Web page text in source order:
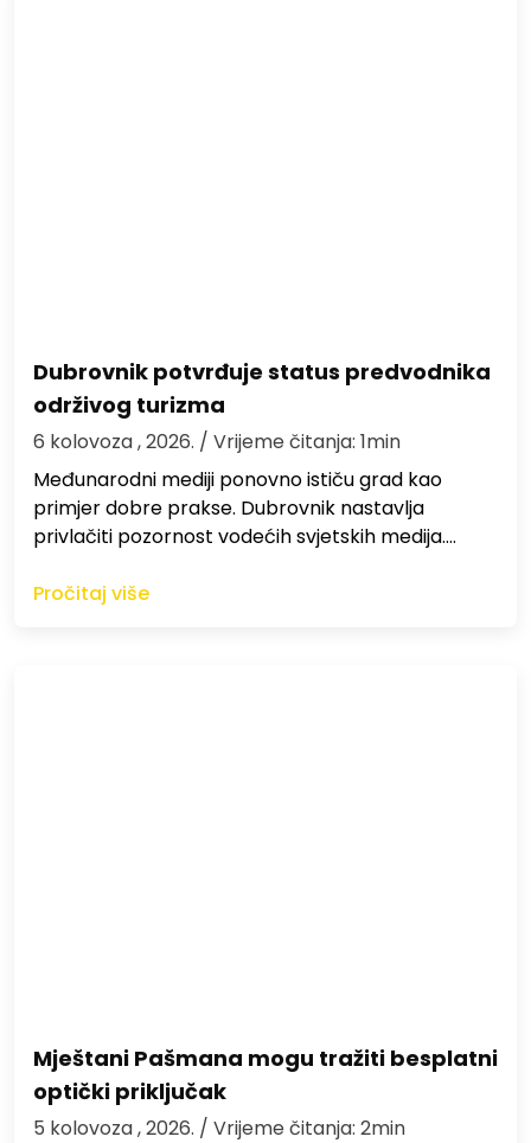
Dubrovnik potvrđuje status predvodnika
održivog turizma
6 kolovoza , 2026. / Vrijeme čitanja: 1min
Međunarodni mediji ponovno ističu grad kao
primjer dobre prakse. Dubrovnik nastavlja
privlačiti pozornost vodećih svjetskih medija.…
Pročitaj više
Mještani Pašmana mogu tražiti besplatni
optički priključak
5 kolovoza , 2026. / Vrijeme čitanja: 2min